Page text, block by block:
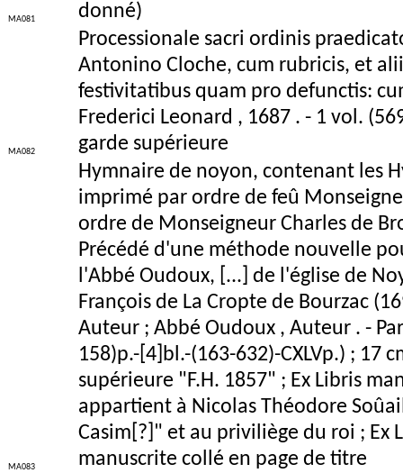
MA081
donné)
MA082
Processionale sacri ordinis
Antonino Cloche, cum rubricis, et
festivitatibus quam pro defunctis:
Frederici Leonard , 1687 . - 1 vol.
garde supérieure
MA083
Hymnaire de noyon, contenant les
imprimé par ordre de feû
ordre de Monseigneur Charles de
Précédé d'une méthode nouvelle
l'Abbé Oudoux, [...] de l'église de
François de La Cropte de Bourzac
Auteur ; Abbé Oudoux , Auteur . -
158)p.-[4]bl.-(163-632)-CXLVp.) ; 17
supérieure "F.H. 1857" ; Ex Libris
appartient à Nicolas Théodore
Casim[?]" et au priviliège du roi ; Ex
manuscrite collé en page de titre